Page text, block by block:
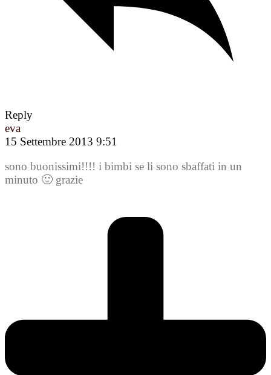
Reply
eva
15 Settembre 2013 9:51
sono buonissimi!!!! i bimbi se li sono sbaffati in un
minuto 🙂 grazie